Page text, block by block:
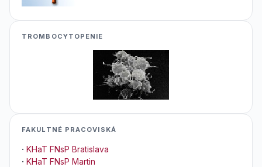
TROMBOCYTOPENIE
FAKULTNÉ PRACOVISKÁ
· KHaT FNsP Bratislava
· KHaT FNsP Martin